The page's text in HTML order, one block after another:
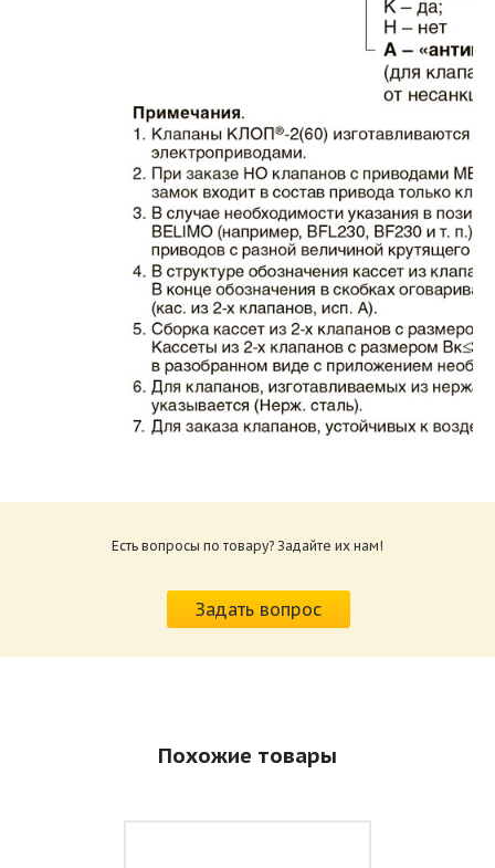
ВИНГС-М КЛОП-2.pdf
приводов КЛОП-2.pdf
Размер: 259.6 Кб
Есть вопросы по товару? Задайте их нам!
Задать вопрос
Похожие товары